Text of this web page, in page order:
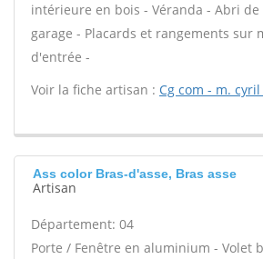
intérieure en bois - Véranda - Abri de
garage - Placards et rangements sur
d'entrée -
Voir la fiche artisan : Cg com - m.
Ass color Bras-d'asse, Bras asse
Artisan
Département: 04
Porte / Fenêtre en aluminium - Volet